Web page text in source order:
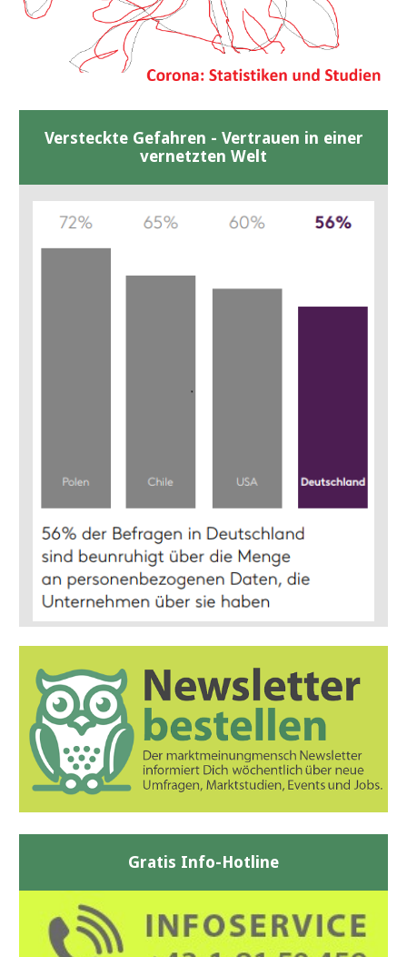
Versteckte Gefahren - Vertrauen in einer
vernetzten Welt
Gratis Info-Hotline